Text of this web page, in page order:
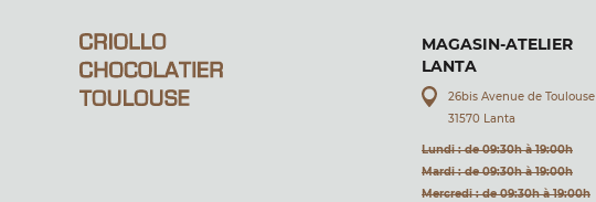
MAGASIN-ATELIER
LANTA
26bis Avenue de Toulouse
31570 Lanta
Lundi : de 09:30h à 19:00h
Mardi : de 09:30h à 19:00h
Mercredi : de 09:30h à 19:00h